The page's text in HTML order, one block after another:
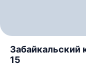
Забайкальский
15